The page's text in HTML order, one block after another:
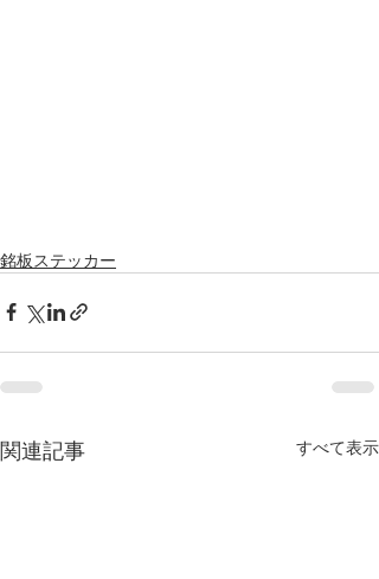
銘板ステッカー
関連記事 すべて表示